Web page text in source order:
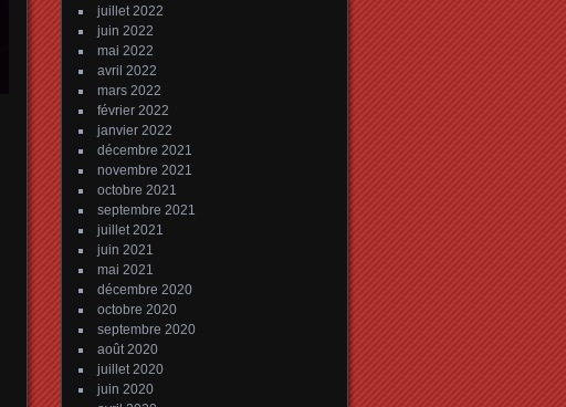
juillet 2022
juin 2022
mai 2022
avril 2022
mars 2022
février 2022
janvier 2022
décembre 2021
novembre 2021
octobre 2021
septembre 2021
juillet 2021
juin 2021
mai 2021
décembre 2020
octobre 2020
septembre 2020
août 2020
juillet 2020
juin 2020